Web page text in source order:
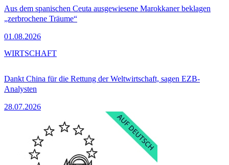
Aus dem spanischen Ceuta ausgewiesene Marokkaner beklagen
„zerbrochene Träume“
01.08.2026
Dankt China für die Rettung der Weltwirtschaft, sagen EZB-
Analysten
28.07.2026
WIRTSCHAFT